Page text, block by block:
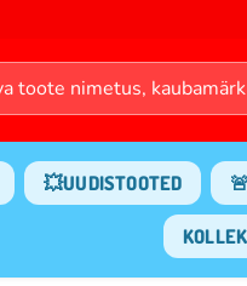
💥UUDISTOOTED